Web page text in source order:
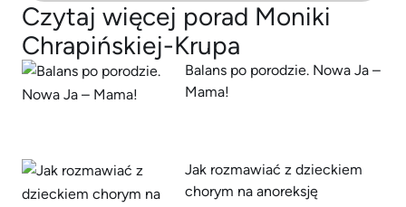
Czytaj więcej porad Moniki
Chrapińskiej-Krupa
Balans po porodzie. Nowa Ja –
Mama!
Jak rozmawiać z dzieckiem
chorym na anoreksję